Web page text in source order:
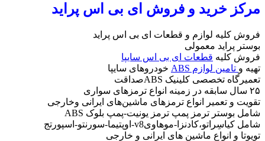
مرکز خرید و فروش ای بی اس پراید
فروش کلیه لوازم و قطعات ای بی اس پراید
بوستر پراید معمولی
فروش کلیه قطعات ای بی اس سایپا
تهیه و تامین لوازم ABS
خودروهای سایپا
تعمیرگاه تخصصی کلینیک ABSصداقت
۲۵ سال سابقه در زمینه انواع ترمزهای سواری
تقویت و تعمیر انواع ترمزهای ماشین‌های ایرانی وخارجی
شامل بوستر ترمز پمپ ترمز یونیت-پمپ بلوک ABS
شامل کیاسِراتو،کادنزا-موهاویv8-اوپتیما-سورنتو-اسپورتج
تویوتا و انواع ماشین های ایرانی و خارجی